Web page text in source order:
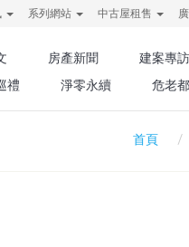
系列網站 中古屋租售
房產新聞 建案專訪
禮
淨零永續 危老
首頁